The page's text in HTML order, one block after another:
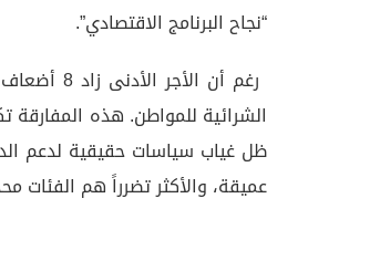
“نجاح البرنامج الاقتصادي”.
الشرائية للمواطن. هذه
ظل غياب سياسات حقيقية لدعم
عميقة، والأكثر تضرراً هم الفئات